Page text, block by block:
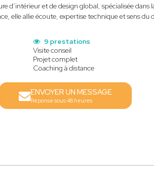
d’intérieur et de design global, spécialisée
elle allie écoute, expertise technique et sens
9 prestations
Visite conseil
Projet complet
Coaching à distance
ENVOYER UN MESSAGE
Réponse sous 48 heures